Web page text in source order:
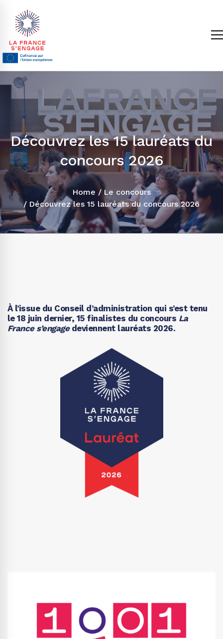
Découvrez les 15 lauréats du
concours 2026
Home
Le concours
Découvrez les 15 lauréats du concours 2026
À l’issue du Conseil d’administration qui s’est tenu
le 18 juin dernier, 15 finalistes du concours La
France s’engage deviennent lauréats 2026.